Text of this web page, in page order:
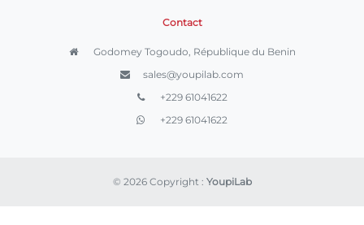
Contact
Godomey Togoudo, République du Benin
sales@youpilab.com
+229 61041622
+229 61041622
© 2026 Copyright : YoupiLab